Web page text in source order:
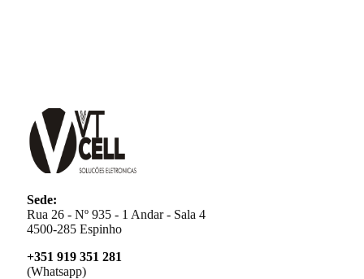
Sede:
Rua 26 - Nº 935 - 1 Andar - Sala 4
4500-285 Espinho
+351 919 351 281
(Whatsapp)